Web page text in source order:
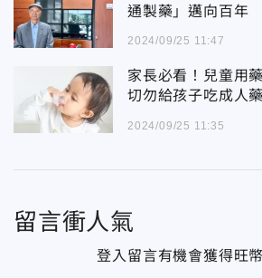
通製藥」邁向百年
2024/09/25 11:47
家長必看！兒童用
切勿給孩子吃成人
2024/09/25 11:35
留言衝人氣
登入留言有機會獲得旺幣